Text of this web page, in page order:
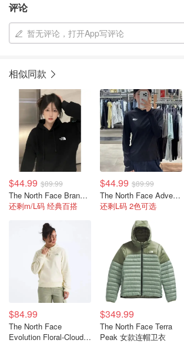
评论
暂无评论，打开App写评论
相似同款
$44.99 $89.99
The North Face Brand Proud 卫衣 女款
还剩m/L码 经典百搭
$44.99 $89.99
The North Face Adventure Sun 女士套头卫衣
还剩L码 2色可选
$84.99
The North Face
Evolution Floral-Cloud
$349.99
The North Face Terra
Peak 女款连帽卫衣